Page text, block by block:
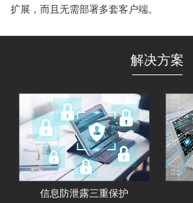
扩展，而且无需部署多套客户端。
解决方案
信息防泄露三重保护